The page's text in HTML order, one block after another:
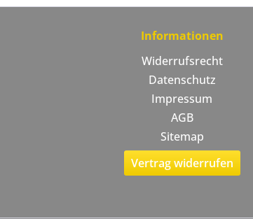
Informationen
Widerrufsrecht
Datenschutz
Impressum
AGB
Sitemap
Vertrag widerrufen